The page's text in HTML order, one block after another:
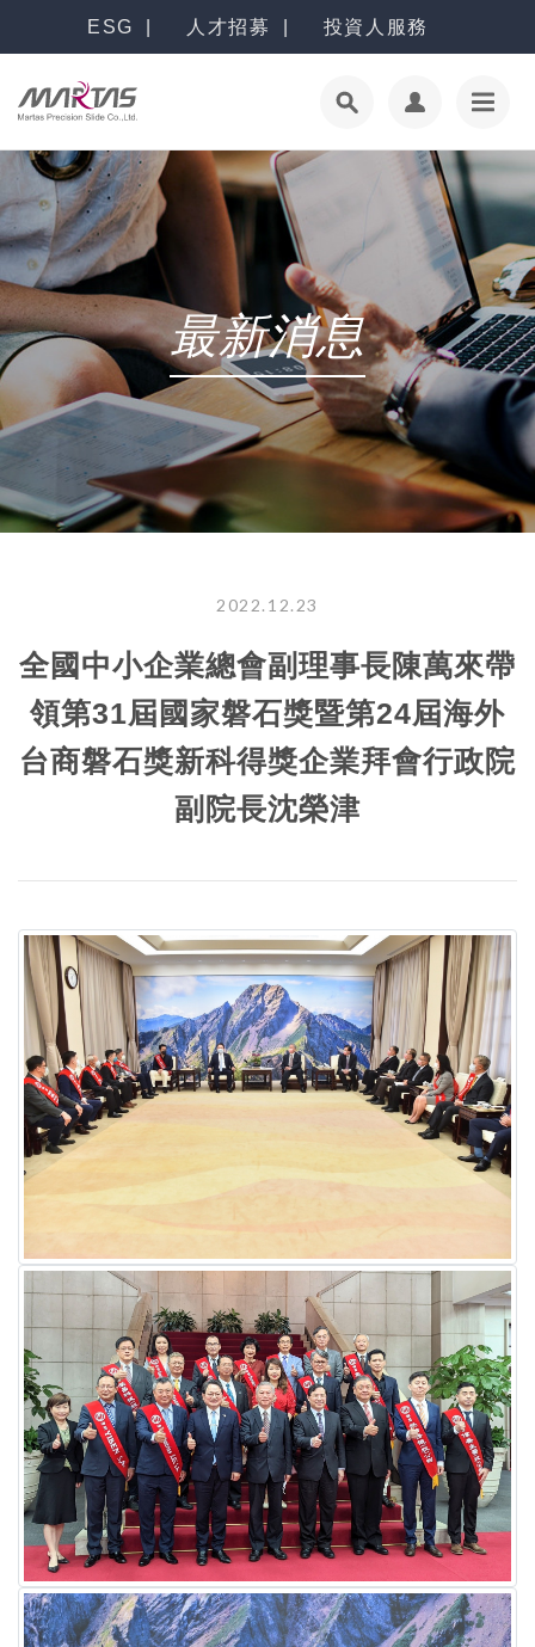
ESG 人才招募 投資人服務
最新消息
2022.12.23
全國中小企業總會副理事長陳萬來帶
領第31屆國家磐石獎暨第24屆海外
台商磐石獎新科得獎企業拜會行政院
副院長沈榮津